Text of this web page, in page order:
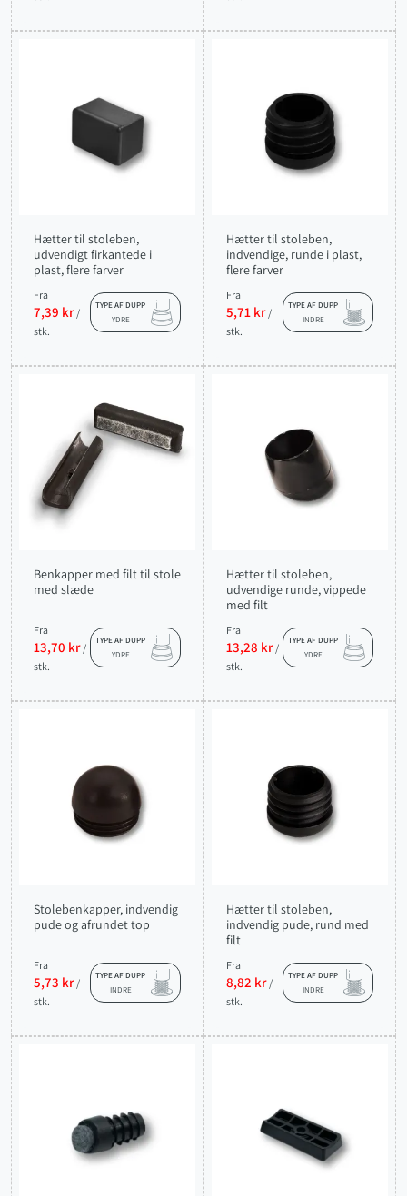
Hætter til stoleben,
udvendigt firkantede i
plast, flere farver
Fra
7,39 kr /
stk.
TYPE AF DUPP
YDRE
Hætter til stoleben,
indvendige, runde i plast,
flere farver
Fra
5,71 kr /
stk.
TYPE AF DUPP
INDRE
Benkapper med filt til stole
med slæde
Fra
13,70 kr /
stk.
TYPE AF DUPP
YDRE
Hætter til stoleben,
udvendige runde, vippede
med filt
Fra
13,28 kr /
stk.
TYPE AF DUPP
YDRE
Stolebenkapper, indvendig
pude og afrundet top
Fra
5,73 kr /
stk.
TYPE AF DUPP
INDRE
Hætter til stoleben,
indvendig pude, rund med
filt
Fra
8,82 kr /
stk.
TYPE AF DUPP
INDRE